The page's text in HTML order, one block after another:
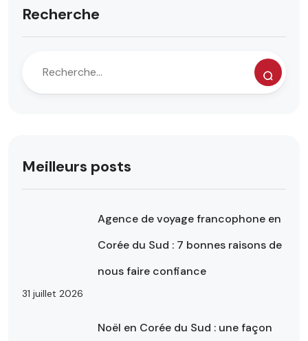
Recherche
Meilleurs posts
Agence de voyage francophone en
Corée du Sud : 7 bonnes raisons de
nous faire confiance
31 juillet 2026
Noël en Corée du Sud : une façon